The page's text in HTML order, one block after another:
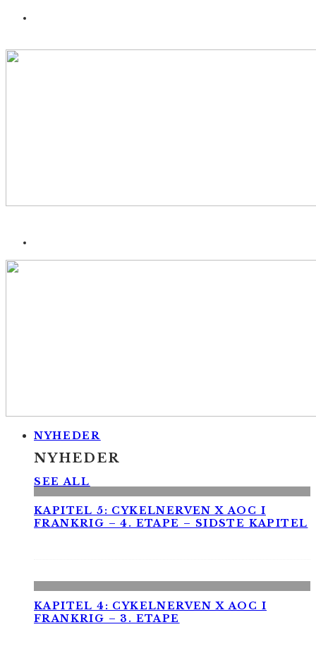
NYHEDER
NYHEDER
SEE ALL
KAPITEL 5: CYKELNERVEN X AOC I
FRANKRIG – 4. ETAPE – SIDSTE KAPITEL
KAPITEL 4: CYKELNERVEN X AOC I
FRANKRIG – 3. ETAPE